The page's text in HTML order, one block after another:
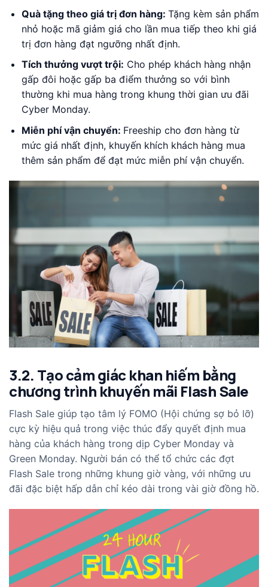
Quà tặng theo giá trị đơn hàng: Tặng kèm sản phẩm
nhỏ hoặc mã giảm giá cho lần mua tiếp theo khi giá
trị đơn hàng đạt ngưỡng nhất định.
Tích thưởng vượt trội: Cho phép khách hàng nhận
gấp đôi hoặc gấp ba điểm thưởng so với bình
thường khi mua hàng trong khung thời gian ưu đãi
Cyber Monday.
Miễn phí vận chuyển: Freeship cho đơn hàng từ
mức giá nhất định, khuyến khích khách hàng mua
thêm sản phẩm để đạt mức miễn phí vận chuyển.
3.2. Tạo cảm giác khan hiếm bằng
chương trình khuyến mãi Flash Sale
Flash Sale giúp tạo tâm lý FOMO (Hội chứng sợ bỏ lỡ)
cực kỳ hiệu quả trong việc thúc đẩy quyết định mua
hàng của khách hàng trong dịp Cyber Monday và
Green Monday. Người bán có thể tổ chức các đợt
Flash Sale trong những khung giờ vàng, với những ưu
đãi đặc biệt hấp dẫn chỉ kéo dài trong vài giờ đồng hồ.